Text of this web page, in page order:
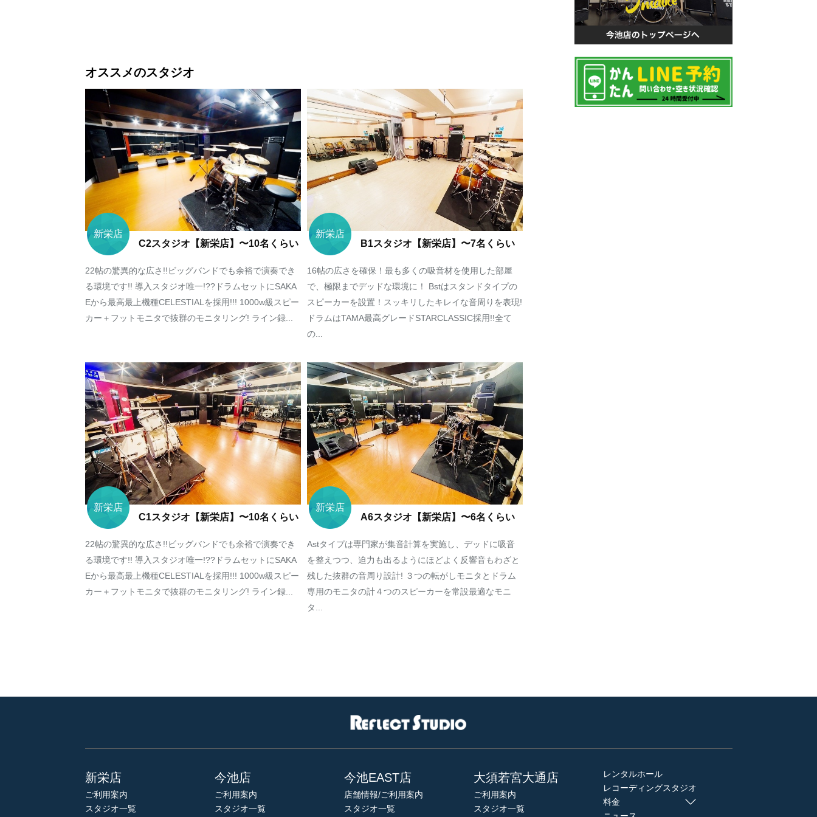
オススメのスタジオ
新栄店
C2スタジオ【新栄店】〜10名くらい
22帖の驚異的な広さ!!ビッグバンドでも余裕で演奏でき
る環境です!! 導入スタジオ唯一!??ドラムセットにSAKA
Eから最高最上機種CELESTIALを採用!!! 1000w級スピー
カー＋フットモニタで抜群のモニタリング! ライン録...
新栄店
B1スタジオ【新栄店】〜7名くらい
16帖の広さを確保！最も多くの吸音材を使用した部屋
で、極限までデッドな環境に！ Bstはスタンドタイプの
スピーカーを設置！スッキリしたキレイな音周りを表現!
ドラムはTAMA最高グレードSTARCLASSIC採用!!全て
の...
新栄店
C1スタジオ【新栄店】〜10名くらい
22帖の驚異的な広さ!!ビッグバンドでも余裕で演奏でき
る環境です!! 導入スタジオ唯一!??ドラムセットにSAKA
Eから最高最上機種CELESTIALを採用!!! 1000w級スピー
カー＋フットモニタで抜群のモニタリング! ライン録...
新栄店
A6スタジオ【新栄店】〜6名くらい
Astタイプは専門家が集音計算を実施し、デッドに吸音
を整えつつ、迫力も出るようにほどよく反響音もわざと
残した抜群の音周り設計! ３つの転がしモニタとドラム
専用のモニタの計４つのスピーカーを常設最適なモニ
タ...
新栄店
ご利用案内
スタジオ一覧
今池店
ご利用案内
スタジオ一覧
今池EAST店
店舗情報/ご利用案内
スタジオ一覧
大須若宮大通店
ご利用案内
スタジオ一覧
レンタルホール
レコーディングスタジオ
料金